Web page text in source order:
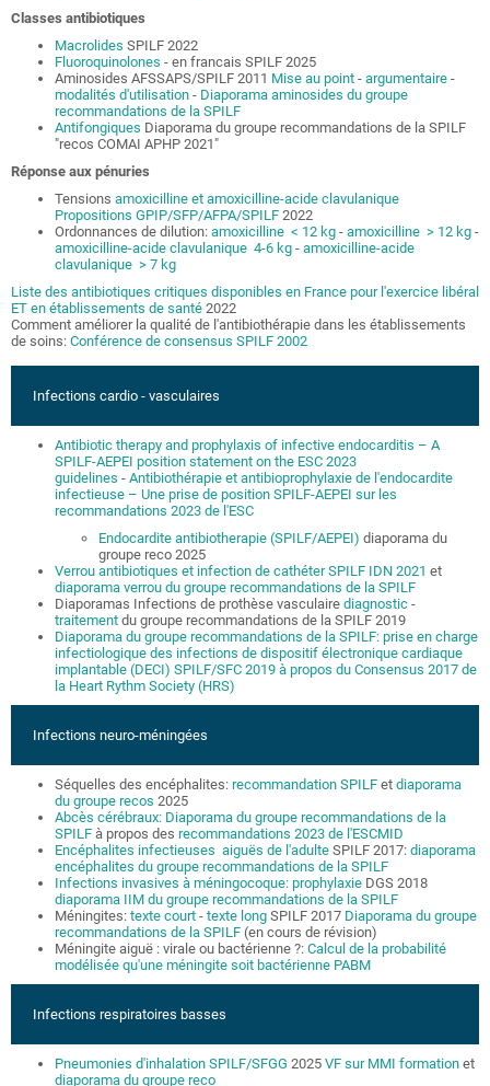
Classes antibiotiques
Macrolides SPILF 2022
Fluoroquinolones - en francais SPILF 2025
Aminosides AFSSAPS/SPILF 2011 Mise au point - argumentaire -
modalités d'utilisation - Diaporama aminosides du groupe
recommandations de la SPILF
Antifongiques Diaporama du groupe recommandations de la SPILF
"recos COMAI APHP 2021"
Réponse aux pénuries
Tensions amoxicilline et amoxicilline-acide clavulanique
Propositions GPIP/SFP/AFPA/SPILF 2022
Ordonnances de dilution: amoxicilline < 12 kg - amoxicilline > 12 kg -
amoxicilline-acide clavulanique 4-6 kg - amoxicilline-acide
clavulanique > 7 kg
Liste des antibiotiques critiques disponibles en France pour l'exercice libéral
ET en établissements de santé 2022
Comment améliorer la qualité de l'antibiothérapie dans les établissements
de soins: Conférence de consensus SPILF 2002
Infections cardio - vasculaires
Antibiotic therapy and prophylaxis of infective endocarditis – A
SPILF-AEPEI position statement on the ESC 2023
guidelines - Antibiothérapie et antibioprophylaxie de l'endocardite
infectieuse – Une prise de position SPILF-AEPEI sur les
recommandations 2023 de l'ESC
Endocardite antibiotherapie (SPILF/AEPEI) diaporama du
groupe reco 2025
Verrou antibiotiques et infection de cathéter SPILF IDN 2021 et
diaporama verrou du groupe recommandations de la SPILF
Diaporamas Infections de prothèse vasculaire diagnostic -
traitement du groupe recommandations de la SPILF 2019
Diaporama du groupe recommandations de la SPILF: prise en charge
infectiologique des infections de dispositif électronique cardiaque
implantable (DECI) SPILF/SFC 2019 à propos du Consensus 2017 de
la Heart Rythm Society (HRS)
Infections neuro-méningées
Séquelles des encéphalites: recommandation SPILF et diaporama
du groupe recos 2025
Abcès cérébraux: Diaporama du groupe recommandations de la
SPILF à propos des recommandations 2023 de l'ESCMID
Encéphalites infectieuses aiguës de l'adulte SPILF 2017: diaporama
encéphalites du groupe recommandations de la SPILF
Infections invasives à méningocoque: prophylaxie DGS 2018
diaporama IIM du groupe recommandations de la SPILF
Méningites: texte court - texte long SPILF 2017 Diaporama du groupe
recommandations de la SPILF (en cours de révision)
Méningite aiguë : virale ou bactérienne ?: Calcul de la probabilité
modélisée qu'une méningite soit bactérienne PABM
Infections respiratoires basses
Pneumonies d'inhalation SPILF/SFGG 2025 VF sur MMI formation et
diaporama du groupe reco